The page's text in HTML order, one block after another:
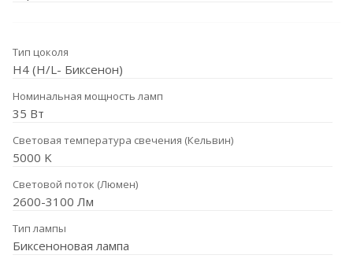
Тип цоколя
H4 (H/L- Биксенон)
Номинальная мощность ламп
35 Вт
Световая температура свечения (Кельвин)
5000 K
Световой поток (Люмен)
2600-3100 Лм
Тип лампы
Биксеноновая лампа